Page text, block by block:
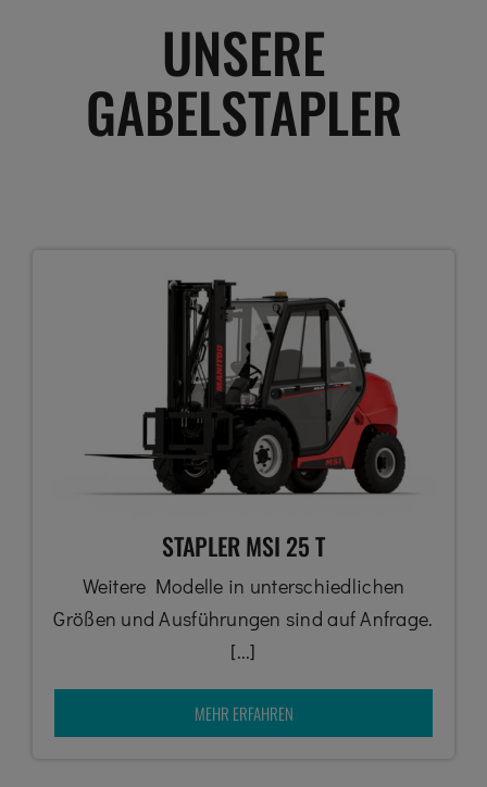
UNSERE
GABELSTAPLER
STAPLER MSI 25 T
Weitere Modelle in unterschiedlichen
Größen und Ausführungen sind auf Anfrage.
[...]
MEHR ERFAHREN